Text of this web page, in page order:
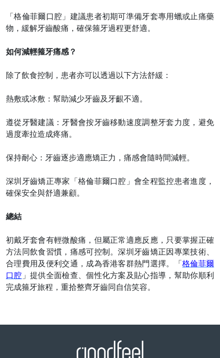
「格倫菲爾口腔」建議患者初期可準備牙套專用蠟或止痛藥
物，緩解牙齒酸痛，確保箍牙過程更舒適。
如何減輕箍牙痛感？
除了飲食控制，患者亦可以透過以下方法舒緩：
熱敷或冰敷：幫助減少牙齒及牙齦不適。
遵從牙醫建議：牙醫會按牙齒移動速度調整牙套力度，避免
過度牽拉造成疼痛。
保持耐心：牙齒逐步適應矯正力，痛感會隨時間減輕。
深圳牙齒矯正專家「格倫菲爾口腔」會全程監控患者進度，
確保安全與舒適兼顧。
總結
初戴牙套會有輕微酸痛，但屬正常適應反應，只要掌握正確
方法同飲食習慣，痛感可控制。深圳牙齒矯正因專業技術、
合理費用及便利交通，成為香港客群熱門選擇。「格倫菲爾
口腔 」提供全面檢查、個性化方案及貼心指導，幫助你順利
完成箍牙旅程，重拾整齊牙齒同自信笑容。